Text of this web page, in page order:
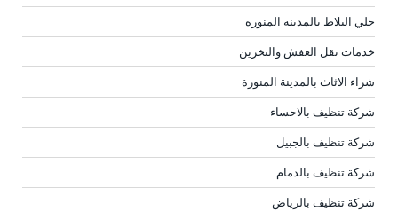
جلي البلاط بالمدينة المنورة
خدمات نقل العفش والتخزين
شراء الاثاث بالمدينة المنورة
شركة تنظيف بالاحساء
شركة تنظيف بالجبيل
شركة تنظيف بالدمام
شركة تنظيف بالرياض